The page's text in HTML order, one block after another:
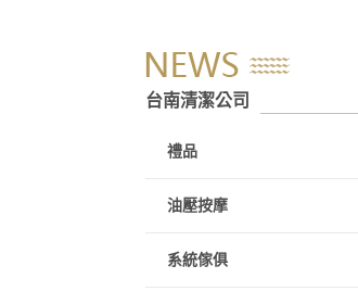
台南清潔公司
禮品
油壓按摩
系統傢俱